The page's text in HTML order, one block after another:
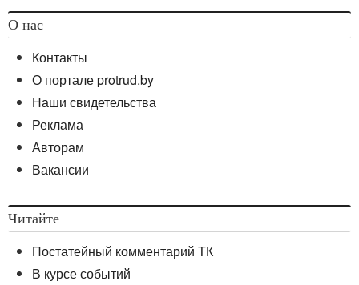
О нас
Контакты
О портале protrud.by
Наши свидетельства
Реклама
Авторам
Вакансии
Читайте
Постатейный комментарий ТК
В курсе событий